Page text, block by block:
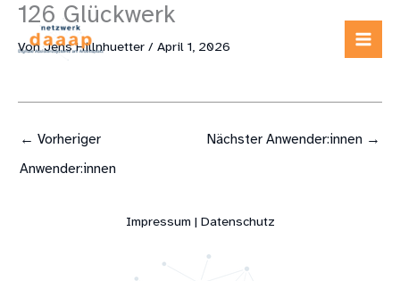
Zum
springen
126 Glückwerk
VonJens Hillnhuetter / April 1, 2026
← Vorheriger
Anwender:innen
Nächster Anwender:innen →
Impressum | Datenschutz